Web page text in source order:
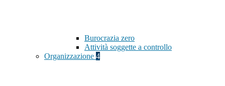
Burocrazia zero
Attività soggette a controllo
Organizzazione 4